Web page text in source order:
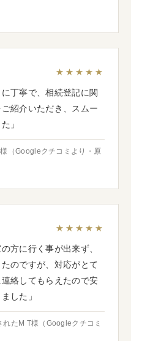
★★★★★
丁寧で、相続登記に関
紹介いただき、スムー
」
（Googleクチコミより・原
★★★★★
方に行く事が出来ず、
のですが、対応がとて
絡してもらえたので安
した」
たM T様（Googleクチコミ